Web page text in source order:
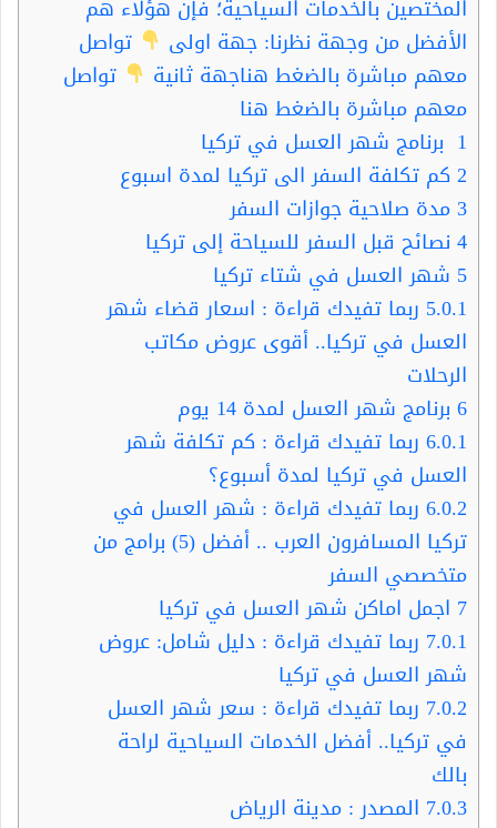
المختصين بالخدمات السياحية؛ فإن هؤلاء هم
الأفضل من وجهة نظرنا: جهة اولى
تواصل
معهم مباشرة بالضغط هناجهة ثانية
تواصل
معهم مباشرة بالضغط هنا
1 برنامج شهر العسل في تركيا
2 كم تكلفة السفر الى تركيا لمدة اسبوع
3مدة صلاحية جوازات السفر
4 نصائح قبل السفر للسياحة إلى تركيا
5 شهر العسل في شتاء تركيا
5.0.1 ربما تفيدك قراءة : اسعار قضاء شهر
العسل في تركيا.. أقوى عروض مكاتب
الرحلات
6 برنامج شهر العسل لمدة 14 يوم
6.0.1 ربما تفيدك قراءة : كم تكلفة شهر
العسل في تركيا لمدة أسبوع؟
6.0.2 ربما تفيدك قراءة : شهر العسل في
تركيا المسافرون العرب .. أفضل (5) برامج من
متخصصي السفر
7 اجمل اماكن شهر العسل في تركيا
7.0.1 ربما تفيدك قراءة : دليل شامل: عروض
شهر العسل في تركيا
7.0.2 ربما تفيدك قراءة : سعر شهر العسل
في تركيا.. أفضل الخدمات السياحية لراحة
بالك
7.0.3 المصدر : مدينة الرياض